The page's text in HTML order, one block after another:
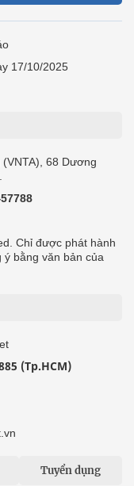
17/10/2025
68 Dương
Chỉ được phát hành
ý bằng văn bản của
(Tp.HCM)
Tuyển dụng